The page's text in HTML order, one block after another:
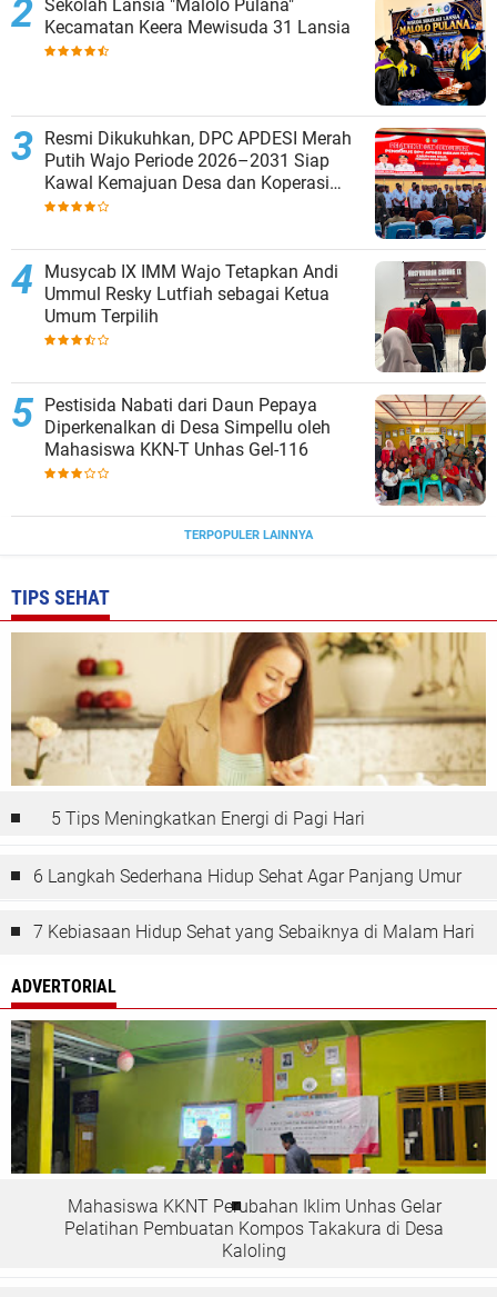
Sekolah Lansia "Malolo Pulana"
Kecamatan Keera Mewisuda 31 Lansia
Resmi Dikukuhkan, DPC APDESI Merah
Putih Wajo Periode 2026–2031 Siap
Kawal Kemajuan Desa dan Koperasi
Merah Putih
Musycab IX IMM Wajo Tetapkan Andi
Ummul Resky Lutfiah sebagai Ketua
Umum Terpilih
Pestisida Nabati dari Daun Pepaya
Diperkenalkan di Desa Simpellu oleh
Mahasiswa KKN-T Unhas Gel-116
TERPOPULER LAINNYA
TIPS SEHAT
5 Tips Meningkatkan Energi di Pagi Hari
6 Langkah Sederhana Hidup Sehat Agar Panjang Umur
7 Kebiasaan Hidup Sehat yang Sebaiknya di Malam Hari
ADVERTORIAL
Mahasiswa KKNT Perubahan Iklim Unhas Gelar
Pelatihan Pembuatan Kompos Takakura di Desa
Kaloling